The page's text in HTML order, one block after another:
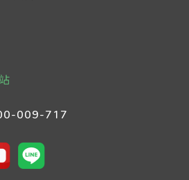
009-717